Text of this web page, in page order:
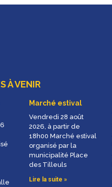
À VENIR
Marché estival
Vendredi 28 août
2026, à partir de
18h00 Marché estival
organisé par la
municipalité Place
des Tilleuls
Lire la suite »